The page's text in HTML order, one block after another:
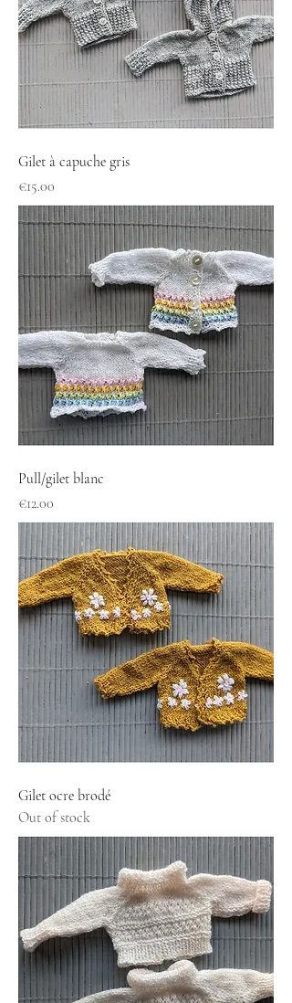
Gilet à capuche gris
Price
€15.00
Pull/gilet blanc
Price
€12.00
Gilet ocre brodé
Out of stock